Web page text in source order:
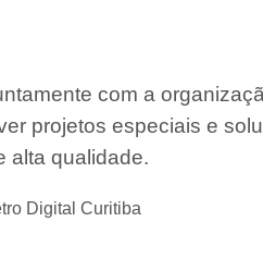
com a
projetos especiais e
alta qualidade.
Digital Curitiba